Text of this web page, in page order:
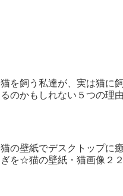
猫を飼う私達が、実は猫に
るのかもしれない５つの理
猫の壁紙でデスクトップに
ぎを☆猫の壁紙・猫画像２